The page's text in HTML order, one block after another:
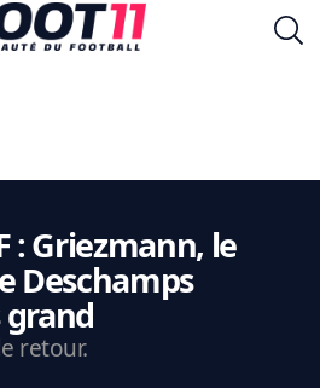
: Griezmann, le
Deschamps
retour.